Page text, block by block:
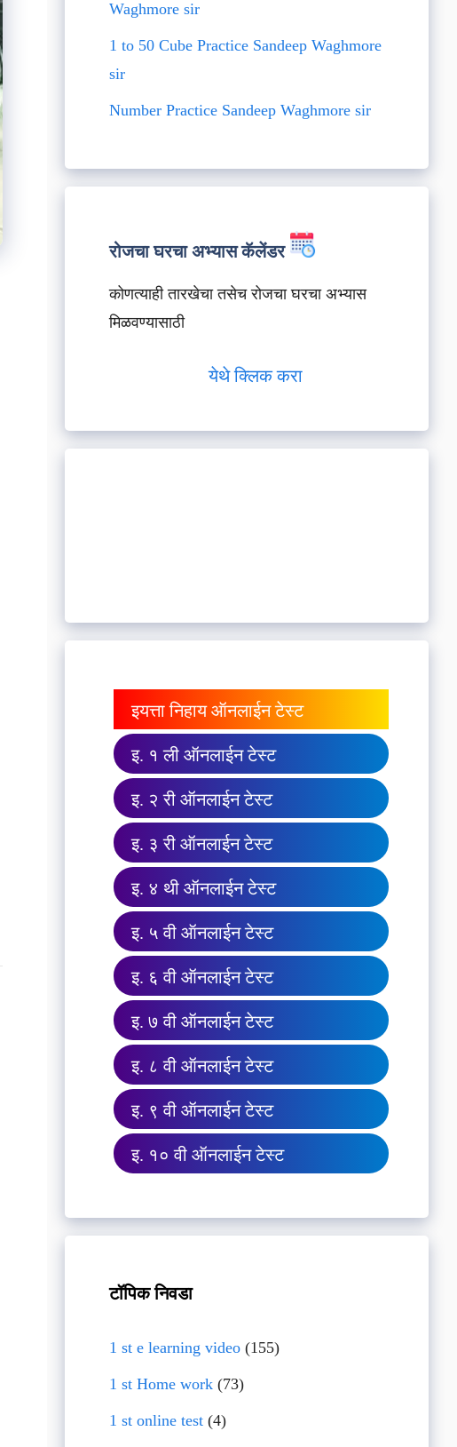
Waghmore sir
1 to 50 Cube Practice Sandeep Waghmore
sir
Number Practice Sandeep Waghmore sir
रोजचा घरचा अभ्यास कॅलेंडर
कोणत्याही तारखेचा तसेच रोजचा घरचा अभ्यास
मिळवण्यासाठी
येथे क्लिक करा
इयत्ता निहाय ऑनलाईन टेस्ट
इ. १ ली ऑनलाईन टेस्ट
इ. २ री ऑनलाईन टेस्ट
इ. ३ री ऑनलाईन टेस्ट
इ. ४ थी ऑनलाईन टेस्ट
इ. ५ वी ऑनलाईन टेस्ट
इ. ६ वी ऑनलाईन टेस्ट
इ. ७ वी ऑनलाईन टेस्ट
इ. ८ वी ऑनलाईन टेस्ट
इ. ९ वी ऑनलाईन टेस्ट
इ. १० वी ऑनलाईन टेस्ट
टॉपिक निवडा
1 st e learning video (155)
1 st Home work (73)
1 st online test (4)